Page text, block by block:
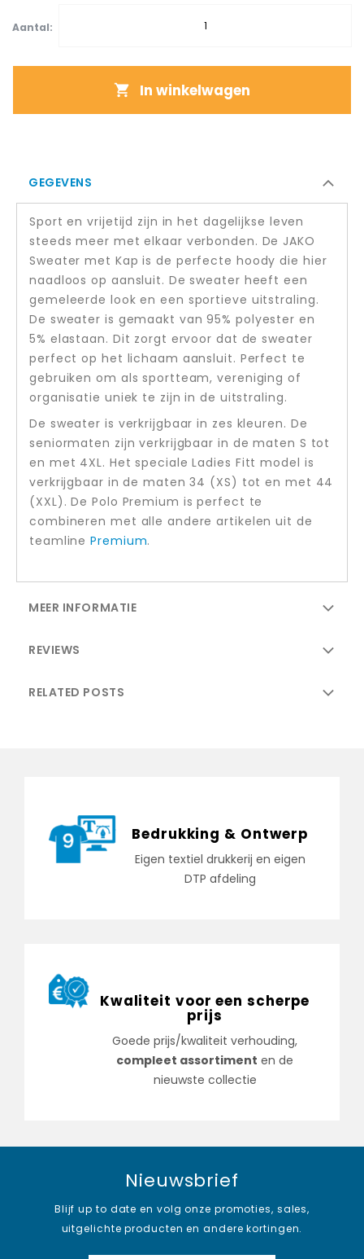
Aantal:
In winkelwagen
GEGEVENS
Sport en vrijetijd zijn in het dagelijkse leven
steeds meer met elkaar verbonden. De JAKO
Sweater met Kap is de perfecte hoody die hier
naadloos op aansluit. De sweater heeft een
gemeleerde look en een sportieve uitstraling.
De sweater is gemaakt van 95% polyester en
5% elastaan. Dit zorgt ervoor dat de sweater
perfect op het lichaam aansluit. Perfect te
gebruiken om als sportteam, vereniging of
organisatie uniek te zijn in de uitstraling.
De sweater is verkrijgbaar in zes kleuren. De
seniormaten zijn verkrijgbaar in de maten S tot
en met 4XL. Het speciale Ladies Fitt model is
verkrijgbaar in de maten 34 (XS) tot en met 44
(XXL). De Polo Premium is perfect te
combineren met alle andere artikelen uit de
teamlinePremium.
MEER INFORMATIE
REVIEWS
RELATED POSTS
Bedrukking & Ontwerp
Eigen textiel drukkerij en eigen
DTP afdeling
Kwaliteit voor een scherpe
prijs
Goede prijs/kwaliteit verhouding,
compleet assortiment en de
nieuwste collectie
Nieuwsbrief
Blijf up to date en volg onze promoties, sales,
uitgelichte producten en andere kortingen.